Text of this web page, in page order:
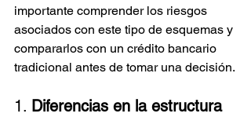
importante comprender los riesgos
asociados con este tipo de esquemas y
compararlos con un crédito bancario
tradicional antes de tomar una decisión.
1. Diferencias en la estructura